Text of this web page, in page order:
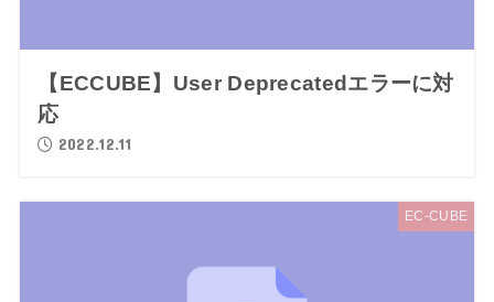
【ECCUBE】User Deprecatedエラーに対
応
2022.12.11
EC-CUBE